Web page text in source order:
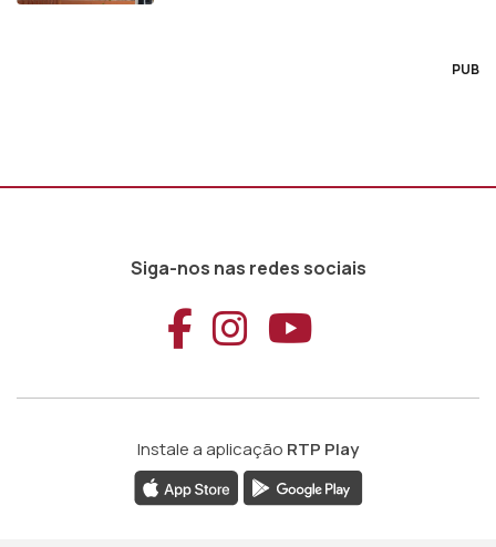
PUB
Siga-nos nas redes sociais
Aceder ao
Aceder ao
Aceder
Instale a aplicação RTP Play